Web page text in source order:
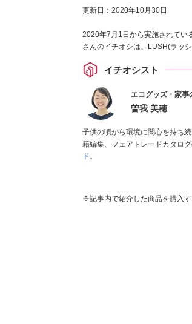
更新日： 2020年10月30日
2020年7月1日から実施されてい
さんのイチオシは、LUSH(ラッ
イチオシスト
エコグッズ・家事
曽我 美穂
子供の頃から環境に関心を持ち
籍編集、フェアトレードカタロ
ド。
※記事内で紹介した商品を購入す